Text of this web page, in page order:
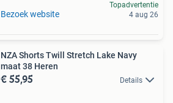
Bezoek website
Topadvertentie
4 aug 26
NZA Shorts Twill Stretch Lake Navy
maat 38 Heren
€ 55,95 Details